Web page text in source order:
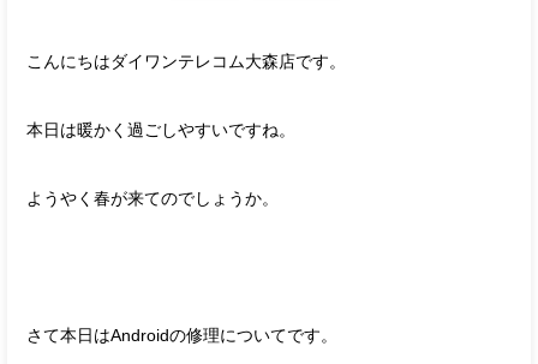
こんにちはダイワンテレコム大森店です。
本日は暖かく過ごしやすいですね。
ようやく春が来てのでしょうか。
さて本日はAndroidの修理についてです。